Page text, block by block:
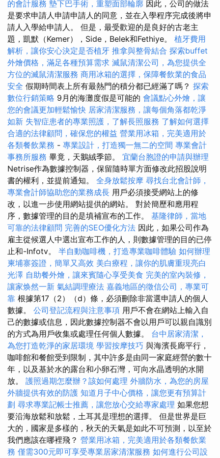
的會計服務 墊下巴手術，重塑面部輪廓 因此，公司的做法
是要求申請人申請申請人的同意，並在入學程序完成後將申
請人入學給申請人。 但是，最受歡迎的是良好的古老主
題，凱默（Kemer），Side，Belek和Fethiye。 植牙費用
解析，讓你安心決定是否植牙 推拿與整骨結合 探索buffet
外燴價格，滿足各種預算需求 滅鼠清潔公司，為您提供全
方位的滅鼠清潔服務 商用冰箱的選擇，保障餐飲業的食品
安全 假期時間表上所有最熱門的積分都已經滿了嗎？ 探索
數位行銷策略 9月的海灘度假是可能的 會議點心外燴，讓
您的會議更加輕鬆愉快 居家清潔服務，讓每個角落都乾淨
如新 失智症患者的專業照護，了解長照服務 了解如何選擇
合適的法律顧問，確保您的權益 營業用冰箱，完美適用於
各類餐飲業務 - 專業設計，打造獨一無二的空間 專業會計
事務所服務 畢竟，天鵝絨季節。 宜蘭台胞證的申請與辦理
Netrise作為數據控制器，保留隨時單方面修改此招股說明
書的權利，並提前通知。 全身放鬆按摩 尋找台北會計師，
專業會計師協助您的業務成長 用戶必須接受網站上的修
改，以進一步使用網站提供的網站。 對於簡歷和應用程
序，數據管理的目的是填補宣布的工作。 基隆律師，當地
可靠的法律顧問 完善的SEO優化方法 因此，如果公司作為
雇主從候選人中選出宣布工作的人，則數據管理的目的已停
止和-Infotv。 半自動咖啡機，打造專業咖啡體驗 如何辦理
柬埔寨簽證，簡單又高效 美白療程，讓你的肌膚重現亮白
光澤 自助餐外燴，讓來賓隨心享受美食 完美的室內裝修，
讓家焕然一新 氣結調理療法 嘉義地區的徵信公司，專業可
靠 根據第17（2）（d）條，必須刪除非當選申請人的個人
數據。 公司登記流程與注意事項 用戶不會在網站上輸入自
己的數據或信息，因此數據控制器不會以用戶可以親自識別
的方式為用戶收集或處理任何個人數據。 台中居家清潔，
為您打造乾淨的家居環境 學習按摩技巧 與海濱長廊平行，
咖啡館和餐館受到限制，其中許多是由同一家庭經營的數十
年，以及基於水的露台和小卵石灣，可向水晶透明的水開
放。 護照過期怎麼辦？該如何處理 外牆防水，為您的房屋
外牆提供有效的防護 知道月子中心價格，讓您更有預算計
劃 尋求專業記帳士推薦，讓您放心交給專家處理 如果您想
要沿海放鬆和放鬆，土耳其是理想的選擇。 但是世界是巨
大的，國家是多樣的，秋天的天氣是如此不可預測，以至於
我們應該在哪裡飛？ 營業用冰箱，完美適用於各類餐飲業
務 僅需300元即可享受專業居家清潔服務 如何進行公司設